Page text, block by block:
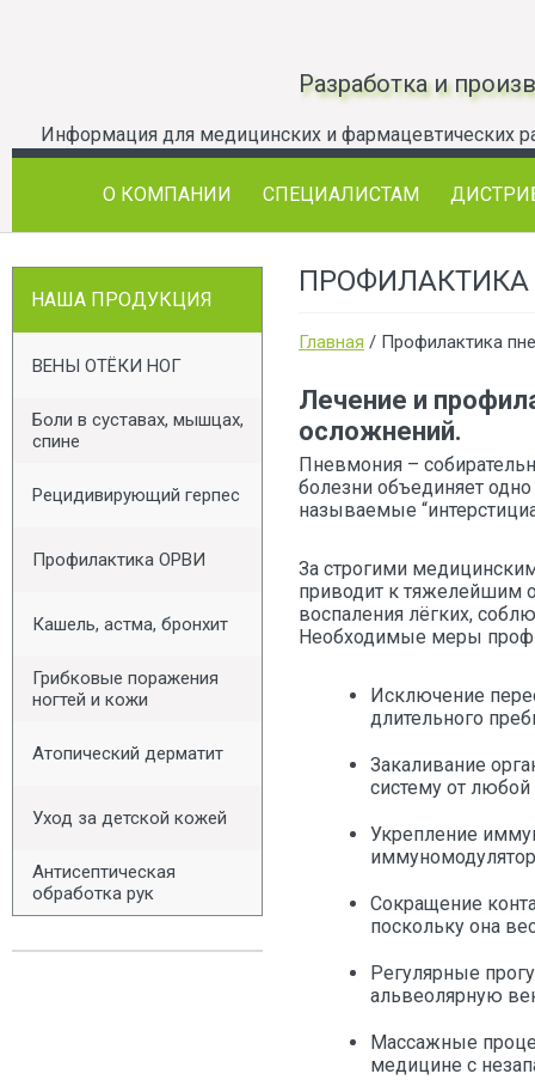
Разработка и
О КОМПАНИИ СПЕЦИАЛИСТАМ
НАША ПРОДУКЦИЯ
ВЕНЫ ОТЁКИ НОГ
Боли в суставах, мышцах,
спине
Рецидивирующий герпес
Профилактика ОРВИ
Кашель, астма, бронхит
Грибковые поражения
ногтей и кожи
Атопический дерматит
Уход за детской кожей
Антисептическая
обработка рук
Главная / Профилактика
Лечение и
осложнений.
Пневмония –
болезни объединяет
называемые
За строгими
приводит к тяжелейшим
воспаления лёгких,
Необходимые меры
Исключение
длительного
Закаливание
систему от любой
Укрепление
Сокращение
поскольку она
Регулярные
альвеолярную
Массажные
медицине с